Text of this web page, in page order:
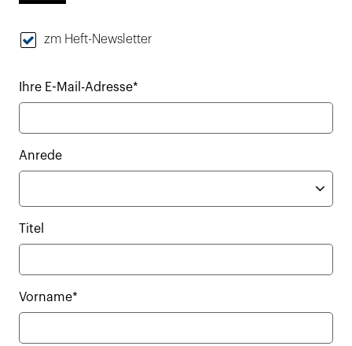
zm Heft-Newsletter
Ihre E-Mail-Adresse*
Anrede
Titel
Vorname*